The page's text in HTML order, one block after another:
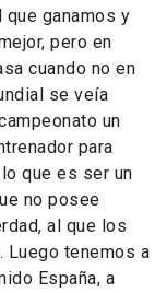
ganamos y
pero en
cuando no en
se veía
un
para
que es ser un
no posee
al que los
Luego tenemos a
España, a